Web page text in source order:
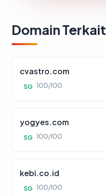
Domain Terkait
cvastro.com
SG 100/100
yogyes.com
SG 100/100
kebi.co.id
SG 100/100